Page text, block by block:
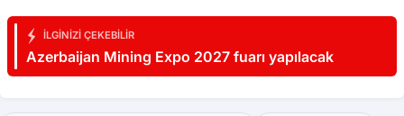
İLGINIZI ÇEKEBILIR
Azerbaijan Mining Expo 2027 fuarı yapılacak